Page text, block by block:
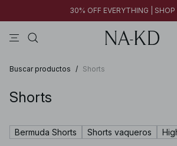
30% OFF EVERYTHING |
Buscar productos / Shorts
Shorts
Bermuda Shorts Shorts vaqueros